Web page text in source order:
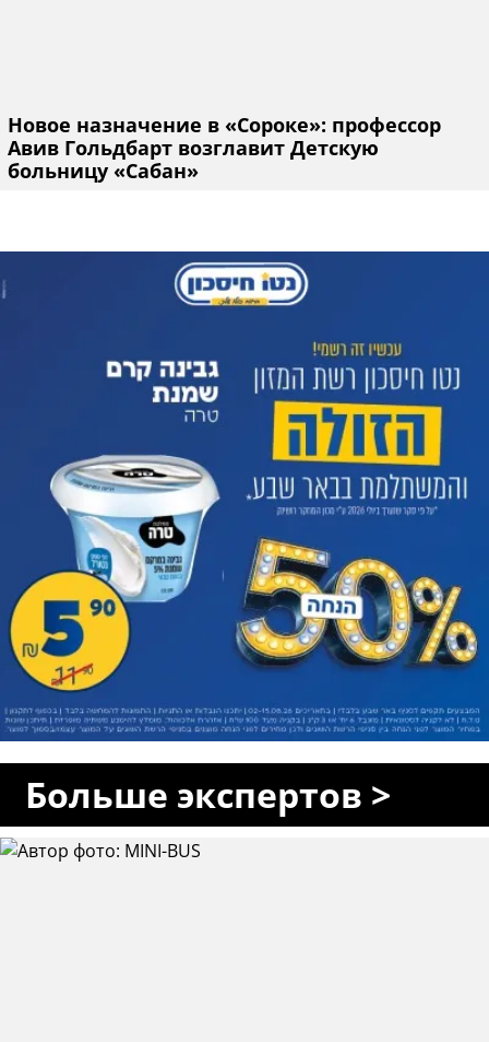
Новое назначение в «Сороке»: профессор
Авив Гольдбарт возглавит Детскую
больницу «Сабан»
Больше экспертов >